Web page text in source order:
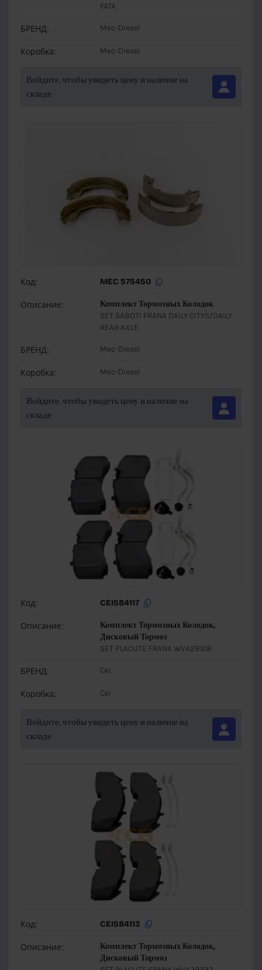
FATA
БРЕНД: Mec-Diesel
Коробка: Mec-Diesel
Войдите, чтобы увидеть цену и наличие на
складе
Код: MEC 575450
Описание:
Комплект Тормозных Колодок
SET SABOTI FRANA DAILY CITYS/DAILY
REAR AXLE
БРЕНД: Mec-Diesel
Коробка: Mec-Diesel
Войдите, чтобы увидеть цену и наличие на
складе
Код: CEI584117
Описание:
Комплект Тормозных Колодок,
Дисковый Тормоз
SET PLACUTE FRANA WVA29318
БРЕНД: Cei
Коробка: Cei
Войдите, чтобы увидеть цену и наличие на
складе
Код: CEI584113
Описание:
Комплект Тормозных Колодок,
Дисковый Тормоз